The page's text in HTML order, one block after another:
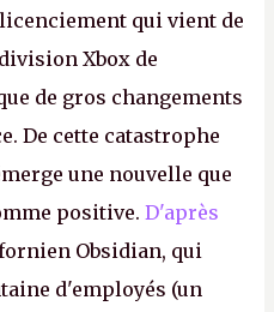
qui vient de
Xbox de
de gros changements
De cette catastrophe
une nouvelle que
positive. D'après
Obsidian, qui
d'employés (un